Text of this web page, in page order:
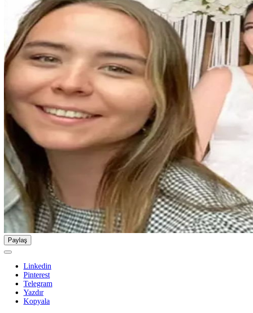
Paylaş
Linkedin
Pinterest
Telegram
Yazdır
Kopyala